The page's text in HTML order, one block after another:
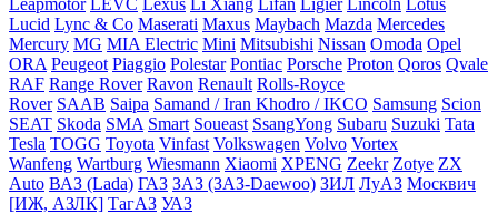
Lucid Lync & Co Maserati Maxus Maybach Mazda Mercedes
Mercury MG MIA Electric Mini Mitsubishi Nissan Omoda Opel
ORA Peugeot Piaggio Polestar Pontiac Porsche Proton Qoros Qvale
RAF Range Rover Ravon Renault Rolls-Royce
Rover SAAB Saipa Samand / Iran Khodro / IKCO Samsung Scion
SEAT Skoda SMA Smart Soueast SsangYong Subaru Suzuki Tata
Tesla TOGG Toyota Vinfast Volkswagen Volvo Vortex
Wanfeng Wartburg Wiesmann Xiaomi XPENG Zeekr Zotye ZX
Auto ВАЗ (Lada) ГАЗ ЗАЗ (ЗАЗ-Daewoo) ЗИЛ ЛуАЗ Москвич
[ИЖ, АЗЛК] ТагАЗ УАЗ